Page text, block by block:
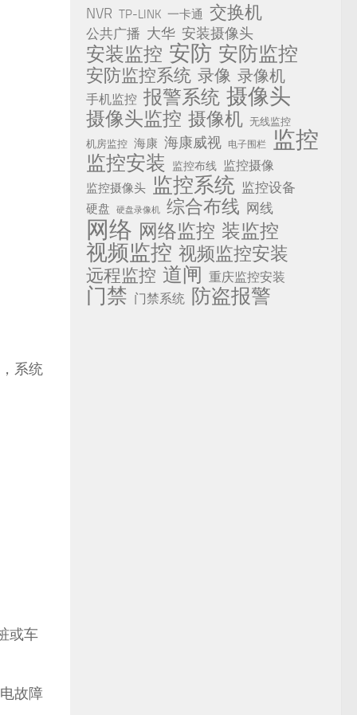
系统
或车
故障
NVR TP-LINK 一卡通 交换机
公共广播 大华 安装摄像头
安装监控 安防 安防监控
安防监控系统 录像 录像机
手机监控 报警系统 摄像头
摄像头监控 摄像机 无线监控
机房监控 海康 海康威视 电子围栏 监控
监控安装 监控布线 监控摄像
监控摄像头 监控系统 监控设备
硬盘 硬盘录像机 综合布线 网线
网络 网络监控 装监控
视频监控 视频监控安装
远程监控 道闸 重庆监控安装
门禁 门禁系统 防盗报警